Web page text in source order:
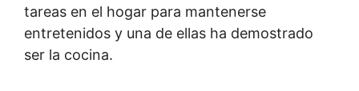
tareas en el hogar para mantenerse
entretenidos y una de ellas ha demostrado
ser la cocina.